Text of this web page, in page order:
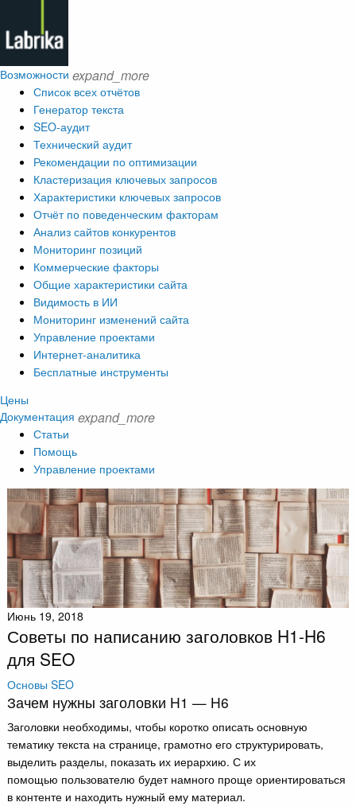
Возможности expand_more
Список всех отчётов
Генератор текста
SEO-аудит
Технический аудит
Рекомендации по оптимизации
Кластеризация ключевых запросов
Характеристики ключевых запросов
Отчёт по поведенческим факторам
Анализ сайтов конкурентов
Мониторинг позиций
Коммерческие факторы
Общие характеристики сайта
Видимость в ИИ
Мониторинг изменений сайта
Управление проектами
Интернет-аналитика
Бесплатные инструменты
Цены
Документация expand_more
Статьи
Помощь
Управление проектами
Июнь 19, 2018
Советы по написанию заголовков H1-H6
для SEO
Основы SEO
Зачем нужны заголовки H1 — H6
Заголовки необходимы, чтобы коротко описать основную
тематику текста на странице, грамотно его структурировать,
выделить разделы, показать их иерархию. С их
помощью пользователю будет намного проще ориентироваться
в контенте и находить нужный ему материал.